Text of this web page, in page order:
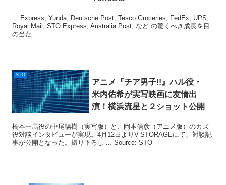
... Express, Yunda, Deutsche Post, Tesco Groceries, FedEx, UPS,
Royal Mail, STO Express, Australia Post, など の驚くべき成長を目
の当た...
STO
アニメ『チア男子!!』ハル役・
米内佑希が実写映画に友情出
演！横浜流星と２ショット公開
橋本一馬役の中尾暢樹（実写版）と、岡本信彦（アニメ版）のカズ
役対談インタビューが実現。4月12日よりV-STORAGEにて、対談記
事が公開となった。撮り下ろし ... Source: STO